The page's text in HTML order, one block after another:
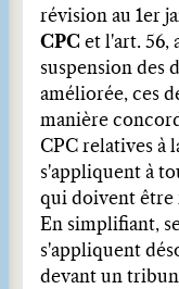
révision au 1er
CPC et l'art. 56,
suspension des
améliorée, ces
manière
CPC relatives à
s'appliquent à
qui doivent être
En simplifiant,
s'appliquent
devant un